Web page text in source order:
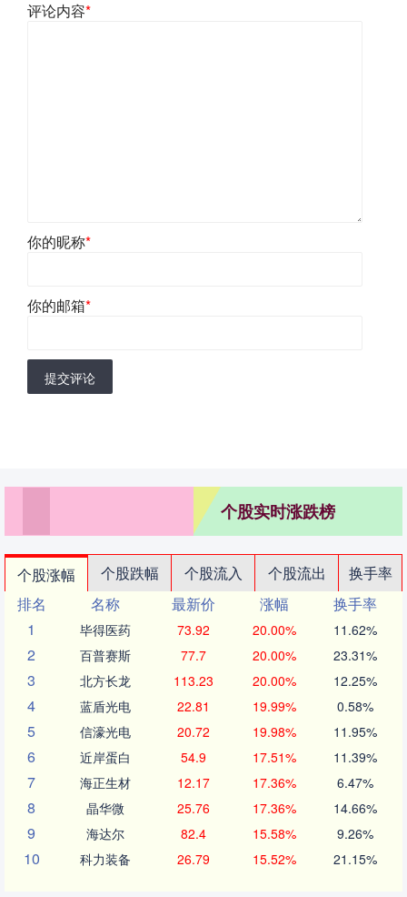
评论内容*
你的昵称*
你的邮箱*
提交评论
个股实时涨跌榜
个股涨幅 个股跌幅 个股流入 个股流出
换手率
排名
名称 最新价 涨幅
换手率
1
毕得医药 73.92 20.00% 11.62%
2 百普赛斯 77.7 20.00% 23.31%
3 北方长龙 113.23 20.00% 12.25%
4 蓝盾光电 22.81 19.99% 0.58%
5 信濠光电 20.72 19.98% 11.95%
6 近岸蛋白 54.9 17.51% 11.39%
7 海正生材 12.17 17.36% 6.47%
8 晶华微 25.76 17.36% 14.66%
9 海达尔 82.4 15.58% 9.26%
10 科力装备 26.79 15.52% 21.15%